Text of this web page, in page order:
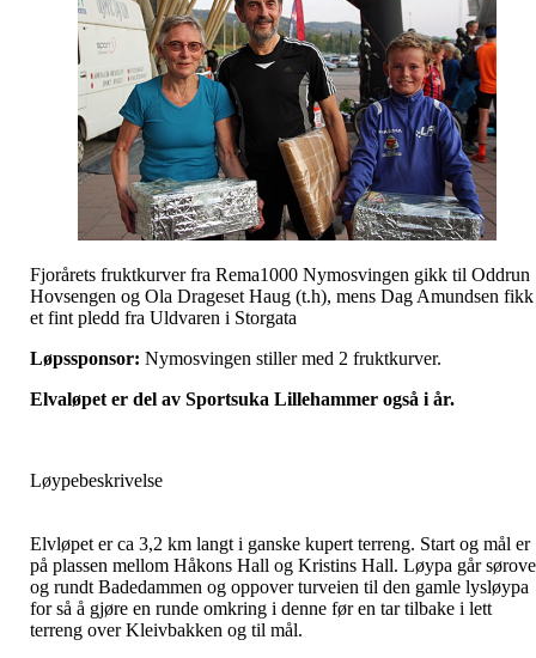
Fjorårets fruktkurver fra Rema1000 Nymosvingen gikk til Oddrun
Hovsengen og Ola Drageset Haug (t.h), mens Dag Amundsen fikk
et fint pledd fra Uldvaren i Storgata
Løpssponsor: Nymosvingen stiller med 2 fruktkurver.
Elvaløpet er del av Sportsuka Lillehammer også i år.
Løypebeskrivelse
Elvløpet er ca 3,2 km langt i ganske kupert terreng. Start og mål er
på plassen mellom Håkons Hall og Kristins Hall. Løypa går
og rundt Badedammen og oppover turveien til den gamle lysløypa
for så å gjøre en runde omkring i denne før en tar tilbake i lett
terreng over Kleivbakken og til mål.